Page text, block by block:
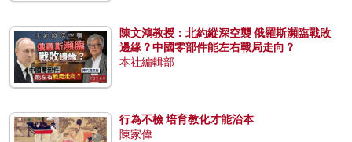
陳文鴻教授：北約縱深空襲 俄羅斯瀕臨戰敗
邊緣？中國零部件能左右戰局走向？
本社編輯部
行為不檢 培育教化才能治本
陳家偉